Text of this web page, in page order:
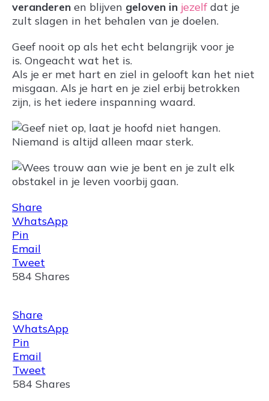
veranderen en blijven geloven in jezelfdat je
zult slagen in het behalen van je doelen.
Geef nooit op als het echt belangrijk voor je
is. Ongeacht wat het is.
Als je er met hart en ziel in gelooft kan het niet
misgaan. Als je hart en je ziel erbij betrokken
zijn, is het iedere inspanning waard.
Share
WhatsApp
Pin
Email
Tweet
584 Shares
Share
WhatsApp
Pin
Email
Tweet
584 Shares